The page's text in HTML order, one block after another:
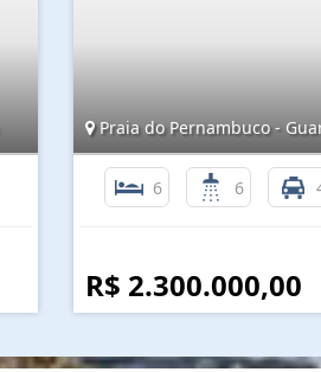
Praia do Pernambuco -
6 6
R$ 2.300.000,00